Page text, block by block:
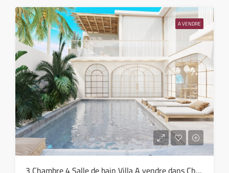
dim
16
Août
lun
17
Août
mar
18
Août
mer
A VENDRE
3 Chambre 4 Salle de bain Villa A vendre dans Choeng Mon – HS0818